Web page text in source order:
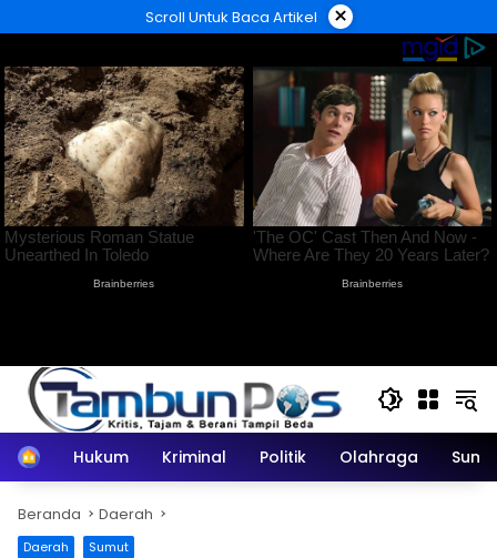
ke
Scroll Untuk Baca Artikel ×
HomeHukum Kriminal Politik Olahraga
Beranda Daerah
Daerah Sumut